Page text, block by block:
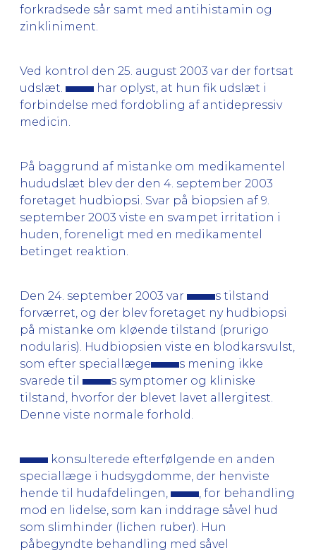
forkradsede sår samt med antihistamin og
zinkliniment.
Ved kontrol den 25. august 2003 var der fortsat
udslæt.
har oplyst, at hun fik udslæt i
forbindelse med fordobling af antidepressiv
medicin.
På baggrund af mistanke om medikamentel
hududslæt blev der den 4. september 2003
foretaget hudbiopsi. Svar på biopsien af 9.
september 2003 viste en svampet irritation i
huden, foreneligt med en medikamentel
betinget reaktion.
Den 24. september 2003 var
s tilstand
forværret, og der blev foretaget ny hudbiopsi
på mistanke om kløende tilstand (prurigo
nodularis). Hudbiopsien viste en blodkarsvulst,
som efter speciallæge
s mening ikke
svarede til
s symptomer og kliniske
tilstand, hvorfor der blevet lavet allergitest.
Denne viste normale forhold.
konsulterede efterfølgende en anden
speciallæge i hudsygdomme, der henviste
hende til hudafdelingen,
, for behandling
mod en lidelse, som kan inddrage såvel hud
som slimhinder (lichen ruber). Hun
påbegyndte behandling med såvel